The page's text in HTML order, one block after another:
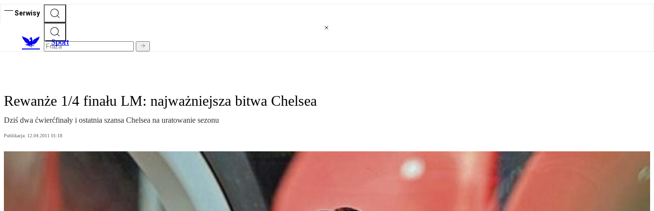
Serwisy
Sport
Rewanże 1/4 finału LM: najważniejsza bitwa Chelsea
Dziś dwa ćwierćfinały i ostatnia szansa Chelsea na uratowanie sezonu
Publikacja: 12.04.2011 01:18